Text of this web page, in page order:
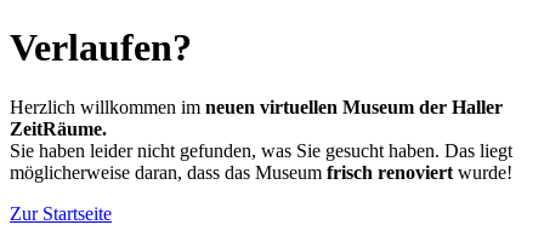
Verlaufen?
Herzlich willkommen im neuen virtuellen Museum der Haller
ZeitRäume.
Sie haben leider nicht gefunden, was Sie gesucht haben. Das liegt
möglicherweise daran, dass das Museum frisch renoviert wurde!
Zur Startseite